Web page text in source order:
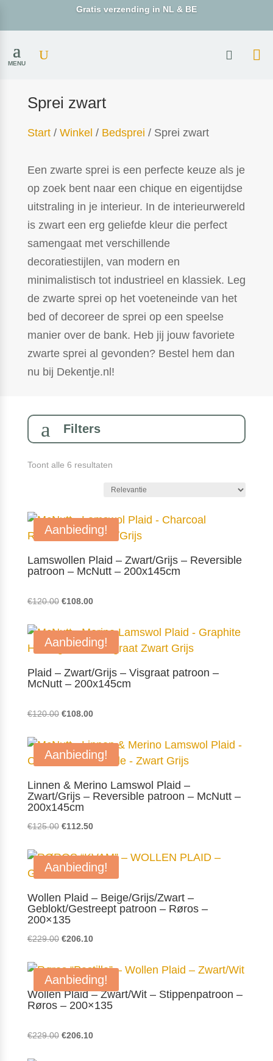
Gratis verzending in NL & BE
MENU
Sprei zwart
Start/ Winkel / Bedsprei / Sprei zwart
Een zwarte sprei is een perfecte keuze als je
op zoek bent naar een chique en eigentijdse
uitstraling in je interieur. In de interieurwereld
is zwart een erg geliefde kleur die perfect
samengaat met verschillende
decoratiestijlen, van modern en
minimalistisch tot industrieel en klassiek. Leg
de zwarte sprei op het voeteneinde van het
bed of decoreer de sprei op een speelse
manier over de bank. Heb jij jouw favoriete
zwarte sprei al gevonden? Bestel hem dan
nu bij Dekentje.nl!
a Filters
Toont alle 6 resultatenGesorteerd
Aanbieding!
Lamswollen Plaid – Zwart/Grijs – Reversible
patroon – McNutt – 200x145cm
€120.00 Oorspronkelijke
was:
€120.00.
€108.00Huidige
is:
€108.00.
Aanbieding!
Plaid – Zwart/Grijs – Visgraat patroon –
McNutt – 200x145cm
€120.00 Oorspronkelijke
was:
€120.00.
€108.00Huidige
is:
€108.00.
Aanbieding!
Linnen & Merino Lamswol Plaid –
Zwart/Grijs – Reversible patroon – McNutt –
200x145cm
€125.00 Oorspronkelijke
was:
€125.00.
€112.50Huidige
is:
€112.50.
Aanbieding!
Wollen Plaid – Beige/Grijs/Zwart –
Geblokt/Gestreept patroon – Røros –
200×135
€229.00 Oorspronkelijke
was:
€229.00.
€206.10Huidige
is:
€206.10.
Aanbieding!
Wollen Plaid – Zwart/Wit – Stippenpatroon –
Røros – 200×135
€229.00 Oorspronkelijke
€206.10Huidige